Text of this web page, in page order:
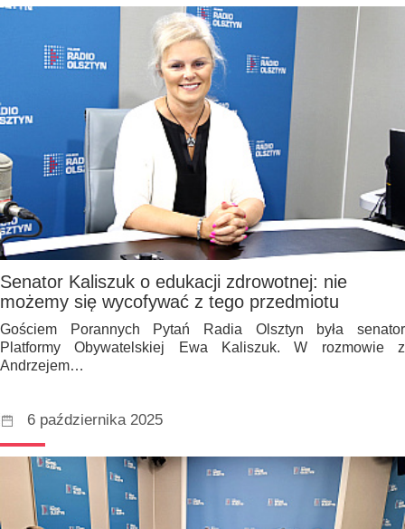
Senator Kaliszuk o edukacji zdrowotnej: nie
możemy się wycofywać z tego przedmiotu
Gościem Porannych Pytań Radia Olsztyn była senator
Platformy Obywatelskiej Ewa Kaliszuk. W rozmowie z
Andrzejem…
6 października 2025